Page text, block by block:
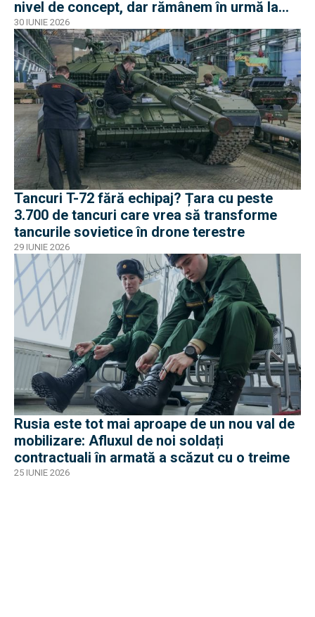
nivel de concept, dar rămânem în urmă la
negocieri și industrie
30 IUNIE 2026
Tancuri T-72 fără echipaj? Țara cu peste
3.700 de tancuri care vrea să transforme
tancurile sovietice în drone terestre
29 IUNIE 2026
Rusia este tot mai aproape de un nou val de
mobilizare: Afluxul de noi soldați
contractuali în armată a scăzut cu o treime
25 IUNIE 2026